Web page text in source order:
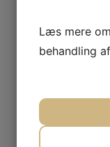
Læs mere
behandling